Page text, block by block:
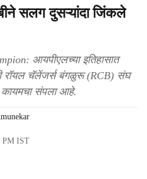
सलग दुसऱ्यांदा जिंकले
आयपीएलच्या इतिहासात
रॉयल चॅलेंजर्स बंगळुरू (RCB) संघ
कायमचा संपला आहे.
PM IST